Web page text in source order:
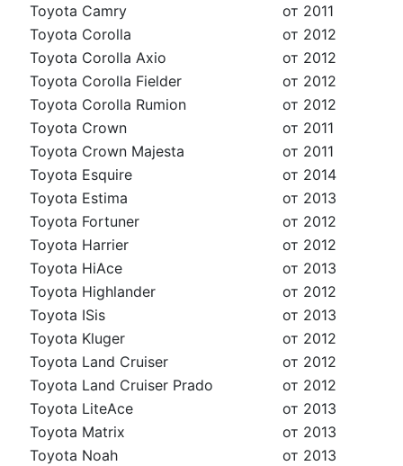
Toyota Camry
от 2011
Toyota Corolla
от 2012
Toyota Corolla Axio
от 2012
Toyota Corolla Fielder
от 2012
Toyota Corolla Rumion
от 2012
Toyota Crown
от 2011
Toyota Crown Majesta
от 2011
Toyota Esquire
от 2014
Toyota Estima
от 2013
Toyota Fortuner
от 2012
Toyota Harrier
от 2012
Toyota HiAce
от 2013
Toyota Highlander
от 2012
Toyota ISis
от 2013
Toyota Kluger
от 2012
Toyota Land Cruiser
от 2012
Toyota Land Cruiser Prado
от 2012
Toyota LiteAce
от 2013
Toyota Matrix
от 2013
Toyota Noah
от 2013